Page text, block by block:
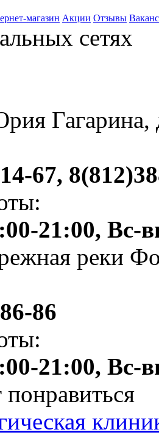
магазин Акции Отзывы
сетях
Гагарина,
67,
21:00, Вс-
реки
86
21:00, Вс-